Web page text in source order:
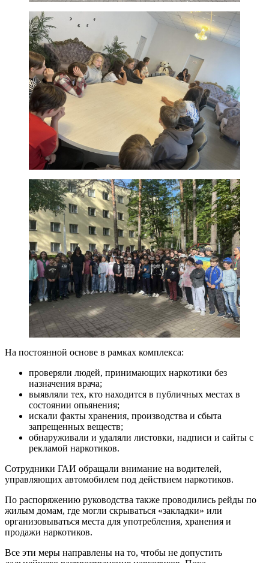
На постоянной основе в рамках комплекса:
проверяли людей, принимающих наркотики без
назначения врача;
выявляли тех, кто находится в публичных местах в
состоянии опьянения;
искали факты хранения, производства и сбыта
запрещенных веществ;
обнаруживали и удаляли листовки, надписи и сайты с
рекламой наркотиков.
Сотрудники ГАИ обращали внимание на водителей,
управляющих автомобилем под действием наркотиков.
По распоряжению руководства также проводились рейды по
жилым домам, где могли скрываться «закладки» или
организовываться места для употребления, хранения и
продажи наркотиков.
Все эти меры направлены на то, чтобы не допустить